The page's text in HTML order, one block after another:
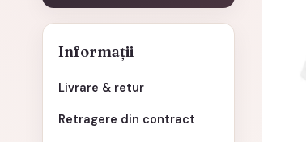
Informații
Livrare & retur
Retragere din contract